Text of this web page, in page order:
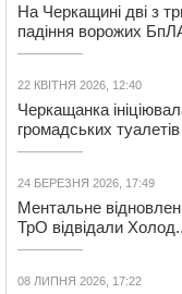
На Черкащині дві з
падіння ворожих
22 КВІТНЯ 2026, 12:40
Черкащанка
громадських туалетів
24 БЕРЕЗНЯ 2026, 17:49
Ментальне
ТрО відвідали
08 ЛИПНЯ 2026, 17:22